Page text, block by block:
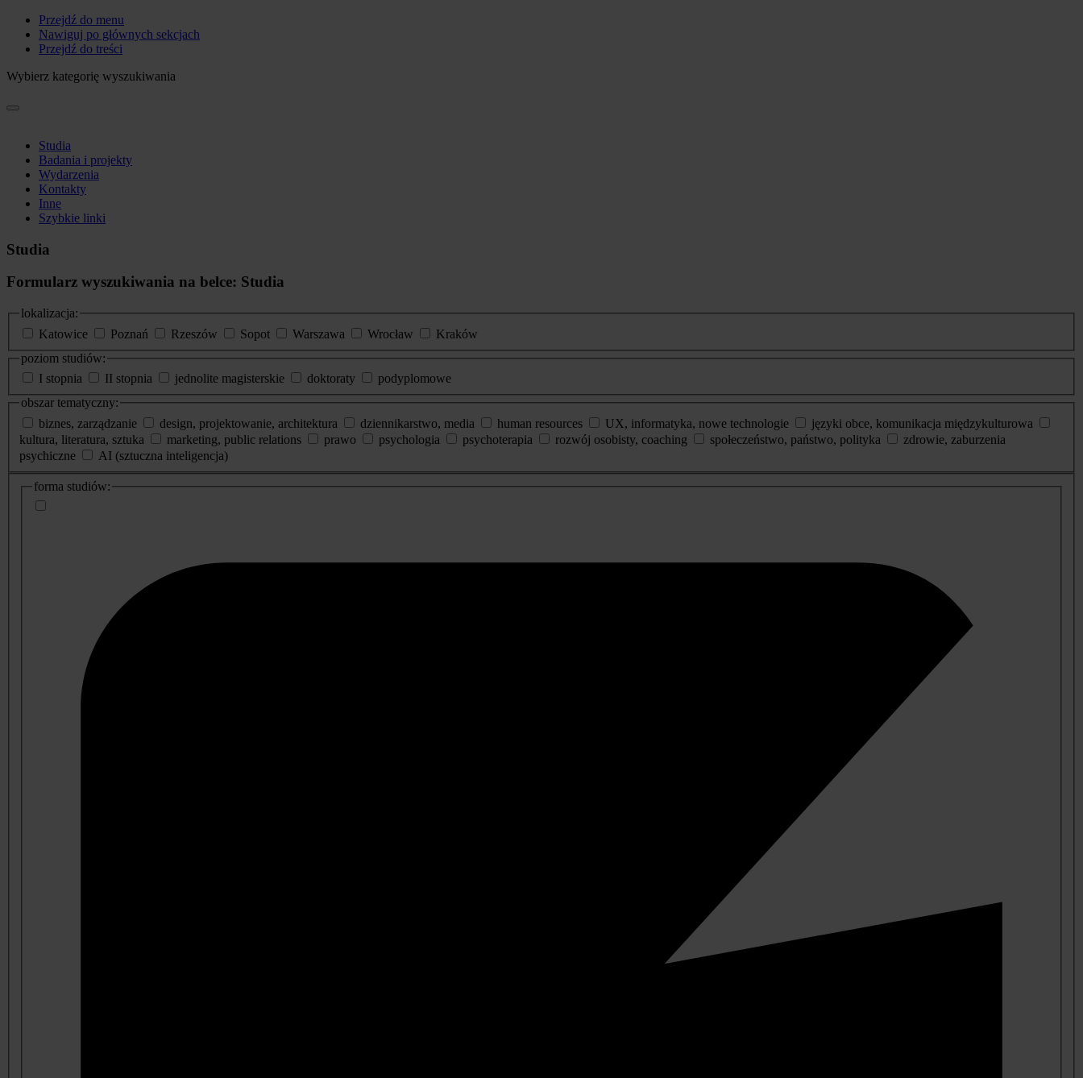
Przejdź do menu
Nawiguj po głównych sekcjach
Przejdź do treści
Wybierz kategorię wyszukiwania
Studia
Badania i projekty
Wydarzenia
Kontakty
Inne
Szybkie linki
Studia
Formularz wyszukiwania na belce: Studia
lokalizacja:
Katowice
Poznań Rzeszów Sopot Warszawa Wrocław
Kraków
poziom studiów:
I stopnia
II stopnia jednolite magisterskie doktoraty
podyplomowe
obszar tematyczny:
biznes, zarządzanie
design, projektowanie, architektura dziennikarstwo, media human resources UX, informatyka, nowe technologie
języki obce, komunikacja międzykulturowa
kultura, literatura, sztuka
marketing, public relations prawo psychologia psychoterapia rozwój osobisty, coaching społeczeństwo, państwo, polityka
zdrowie, zaburzenia
psychiczne
AI (sztuczna inteligencja)
dodatkowe
informacje
forma studiów: